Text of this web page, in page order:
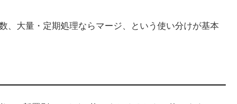
、大量・定期処理ならマージ、という使い分けが基本